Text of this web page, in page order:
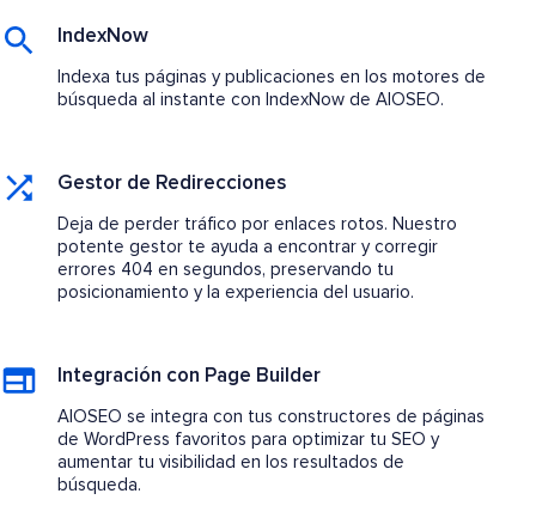
IndexNow
Indexa tus páginas y publicaciones en los motores de
búsqueda al instante con IndexNow de AIOSEO.
Gestor de Redirecciones
Deja de perder tráfico por enlaces rotos. Nuestro
potente gestor te ayuda a encontrar y corregir
errores 404 en segundos, preservando tu
posicionamiento y la experiencia del usuario.
Integración con Page Builder
AIOSEO se integra con tus constructores de páginas
de WordPress favoritos para optimizar tu SEO y
aumentar tu visibilidad en los resultados de
búsqueda.